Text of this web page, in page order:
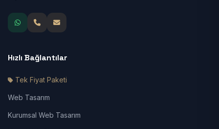
Hızlı Bağlantılar
Tek Fiyat Paketi
Web Tasarım
Kurumsal Web Tasarım